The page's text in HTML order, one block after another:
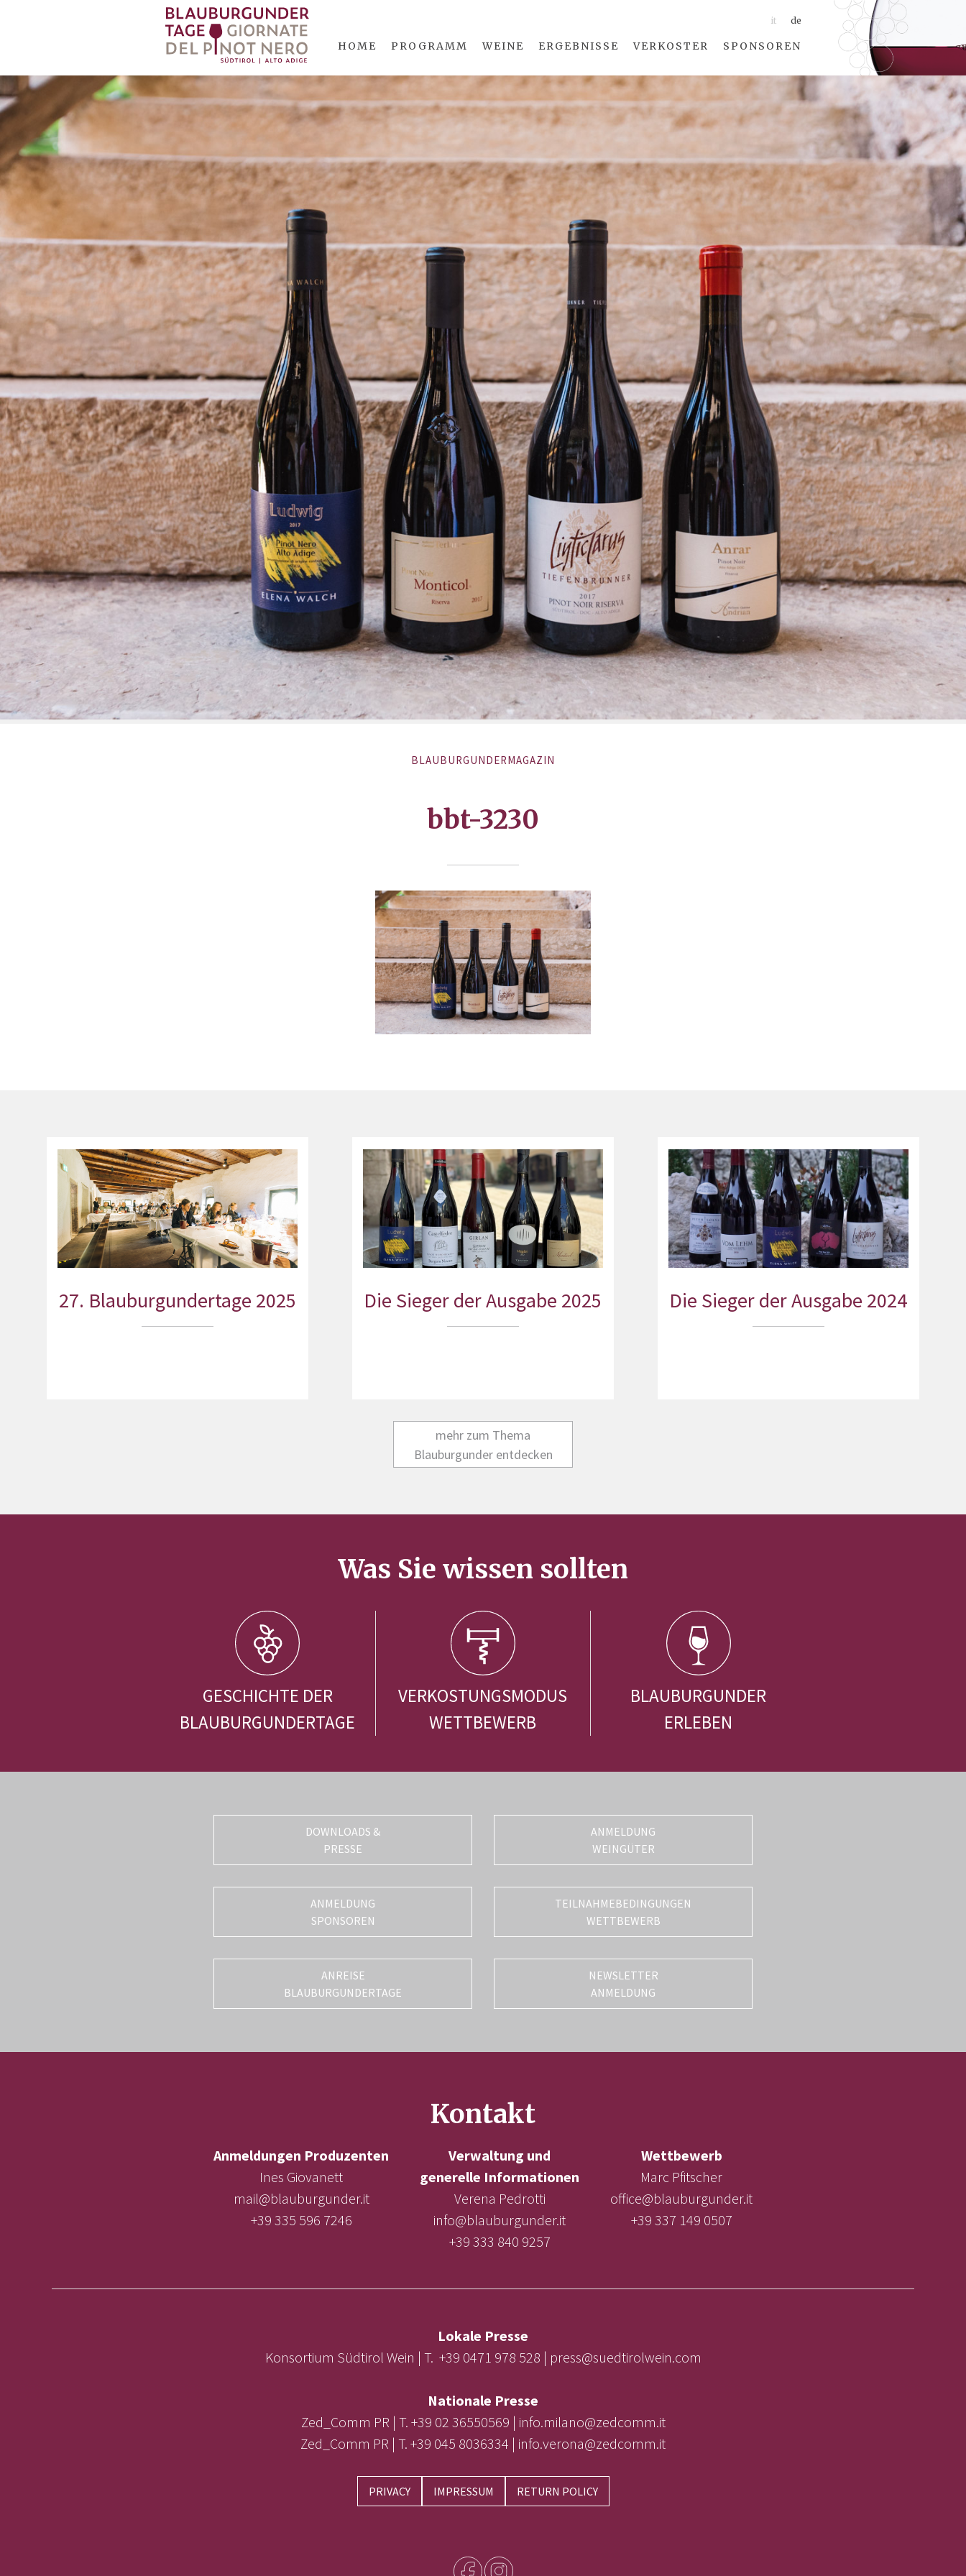
it de
HOME PROGRAMM WEINE ERGEBNISSE VERKOSTER SPONSOREN
BLAUBURGUNDERMAGAZIN
bbt-3230
27. Blauburgundertage 2025 Die Sieger der Ausgabe 2025 Die Sieger der Ausgabe 2024
mehr zum Thema
Blauburgunder entdecken
Was Sie wissen sollten
GESCHICHTE DER
BLAUBURGUNDERTAGE
VERKOSTUNGSMODUS
WETTBEWERB
BLAUBURGUNDER
ERLEBEN
DOWNLOADS &
PRESSE
ANMELDUNG
WEINGÜTER
ANMELDUNG
SPONSOREN
TEILNAHMEBEDINGUNGEN
WETTBEWERB
ANREISE
BLAUBURGUNDERTAGE
NEWSLETTER
ANMELDUNG
Kontakt
Anmeldungen Produzenten
Ines Giovanett
mail@blauburgunder.it
+39 335 596 7246
Verwaltung und
generelle Informationen
Verena Pedrotti
info@blauburgunder.it
+39 333 840 9257
Wettbewerb
Marc Pfitscher
office@blauburgunder.it
+39 337 149 0507
Lokale Presse
Konsortium Südtirol Wein | T. +39 0471 978 528 | press@suedtirolwein.com
Nationale Presse
Zed_Comm PR | T. +39 02 36550569 | info.milano@zedcomm.it
Zed_Comm PR | T. +39 045 8036334 | info.verona@zedcomm.it
PRIVACY IMPRESSUM RETURN POLICY